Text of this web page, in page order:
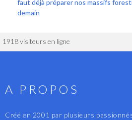
faut déjà préparer nos massifs
demain
1918 visiteurs en ligne
A PROPOS
Créé en 2001 par plusieurs